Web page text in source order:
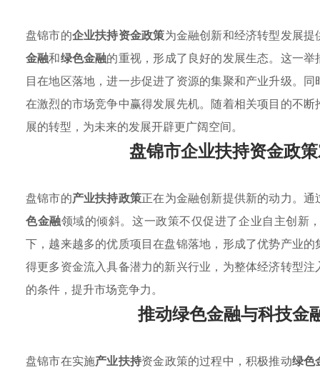
盘锦市的企业扶持资金政策为金融创新和经济转型发展
金融和绿色金融的重视，形成了良好的发展生态。这一
目在地区落地，进一步促进了资源的集聚和产业升级。
在激烈的市场竞争中赢得发展先机。随着相关项目的不
展的转型，为未来的发展开辟更广阔空间。
盘锦市企业扶持资金政
盘锦市的产业扶持政策正在为金融创新提供新的动力。
色金融领域的倾斜。这一政策不仅促进了企业自主创新
下，越来越多的优质项目在盘锦落地，形成了优势产业
得更多资金流入具备潜力的新兴行业，为整体经济转型
的条件，提升市场竞争力。
推动绿色金融与科技金
盘锦市在实施产业扶持资金政策的过程中，积极推动绿色